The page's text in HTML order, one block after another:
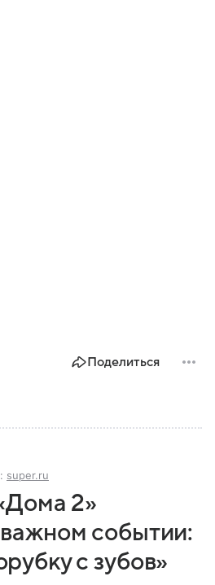
Поделиться
super.ru
2»
событии:
с зубов»